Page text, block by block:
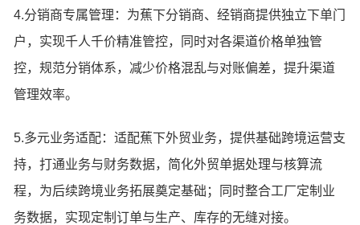
4.分销商专属管理：为蕉下分销商、经销商提供独立下单门
户，实现千人千价精准管控，同时对各渠道价格单独管
控，规范分销体系，减少价格混乱与对账偏差，提升渠道
管理效率。
5.多元业务适配：适配蕉下外贸业务，提供基础跨境运营支
持，打通业务与财务数据，简化外贸单据处理与核算流
程，为后续跨境业务拓展奠定基础；同时整合工厂定制业
务数据，实现定制订单与生产、库存的无缝对接。